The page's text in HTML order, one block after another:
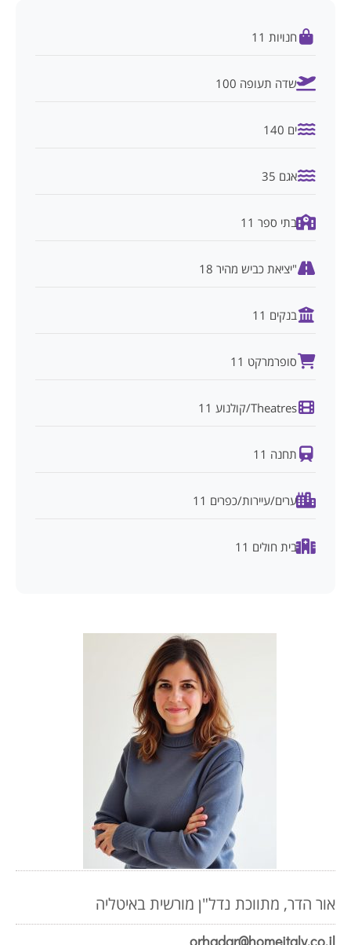
חנויות 11
שדה תעופה 100
ים 140
אגם 35
בתי ספר 11
"יציאת כביש מהיר 18
בנקים 11
סופרמרקט 11
Theatres/קולנוע 11
תחנה 11
ערים/עיירות/כפרים 11
בית חולים 11
אור הדר, מתווכת נדל"ן מורשית באיטליה
orhadar@homeitaly.co.il